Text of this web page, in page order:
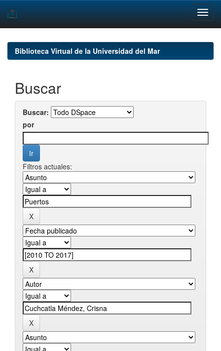
navigationBiblioteca Virtual de la Universidad del Mar
Buscar
Buscar:
por
Filtros actuales: